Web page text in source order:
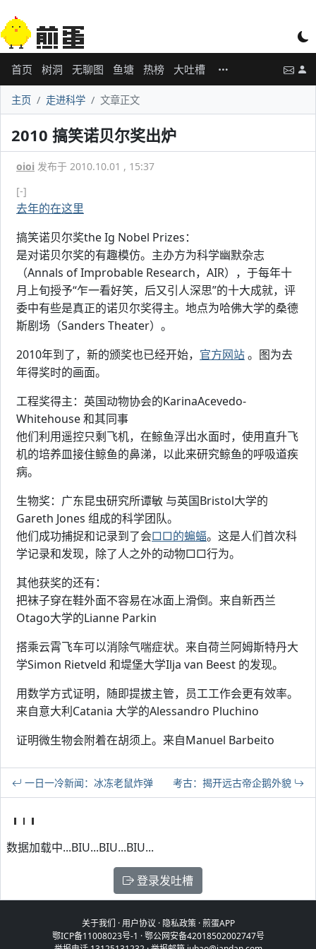
首页 树洞 无聊图 鱼塘 热榜 大吐槽
主页 走进科学 文章正文
2010 搞笑诺贝尔奖出炉
oioi 发布于 2010.10.01 , 15:37
[-]
去年的在这里
搞笑诺贝尔奖the Ig Nobel Prizes：
是对诺贝尔奖的有趣模仿。主办方为科学幽默杂志
（Annals of Improbable Research，AIR），于每年十
月上旬授予“乍一看好笑，后又引人深思”的十大成就，评
委中有些是真正的诺贝尔奖得主。地点为哈佛大学的桑德
斯剧场（Sanders Theater）。
2010年到了，新的颁奖也已经开始， 官方网站。图为去
年得奖时的画面。
工程奖得主：英国动物协会的KarinaAcevedo-
Whitehouse 和其同事
他们利用遥控只剩飞机，在鲸鱼浮出水面时，使用直升飞
机的培养皿接住鲸鱼的鼻涕，以此来研究鲸鱼的呼吸道疾
病。
生物奖：广东昆虫研究所谭敏 与英国Bristol大学的
Gareth Jones 组成的科学团队。
他们成功捕捉和记录到了会□□的蝙蝠。这是人们首次科
学记录和发现，除了人之外的动物□□行为。
其他获奖的还有：
把袜子穿在鞋外面不容易在冰面上滑倒。来自新西兰
Otago大学的Lianne Parkin
搭乘云霄飞车可以消除气喘症状。来自荷兰阿姆斯特丹大
学Simon Rietveld 和堤堡大学Ilja van Beest 的发现。
用数学方式证明，随即提拔主管，员工工作会更有效率。
来自意大利Catania 大学的Alessandro Pluchino
证明微生物会附着在胡须上。来自Manuel Barbeito
一日一冷新闻：冰冻老鼠炸弹 考古：揭开远古帝企鹅外貌
数据加载中...BIU...BIU...BIU...
登录发吐槽
关于我们 ·用户协议 · 隐私政策·煎蛋APP
鄂ICP备11008023号-1 ·鄂公网安备42018502002747号